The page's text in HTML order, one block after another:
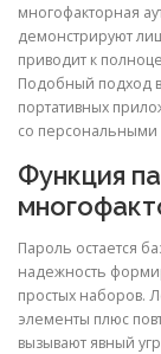
многофакторная
демонстрируют
приводит к
Подобный подход
портативных
со персональными
Функция
Пароль остается
надежность
простых наборов.
элементы плюс
вызывают явный